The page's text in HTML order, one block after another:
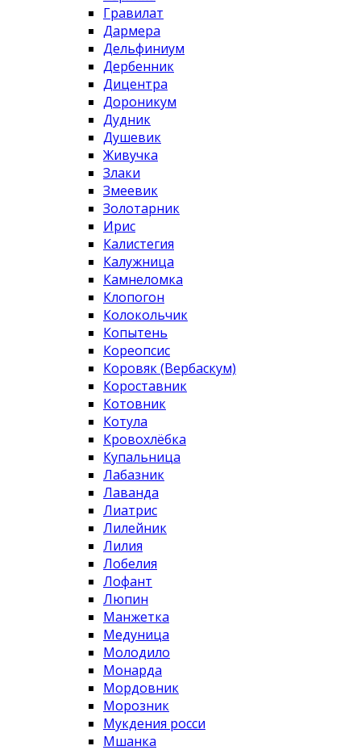
Гравилат
Дармера
Дельфиниум
Дербенник
Дицентра
Дороникум
Дудник
Душевик
Живучка
Злаки
Змеевик
Золотарник
Ирис
Калистегия
Калужница
Камнеломка
Клопогон
Колокольчик
Копытень
Кореопсис
Коровяк (Вербаскум)
Короставник
Котовник
Котула
Кровохлёбка
Купальница
Лабазник
Лаванда
Лиатрис
Лилейник
Лилия
Лобелия
Лофант
Люпин
Манжетка
Медуница
Молодило
Монарда
Мордовник
Морозник
Мукдения росси
Мшанка